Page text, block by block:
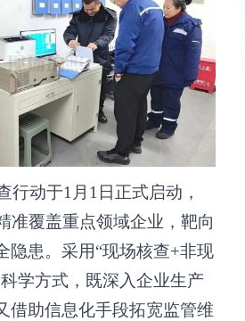
动于1月1日正式启动，
准覆盖重点领域企业，靶向
隐患。采用“现场核查+非现
学方式，既深入企业生产
借助信息化手段拓宽监管维